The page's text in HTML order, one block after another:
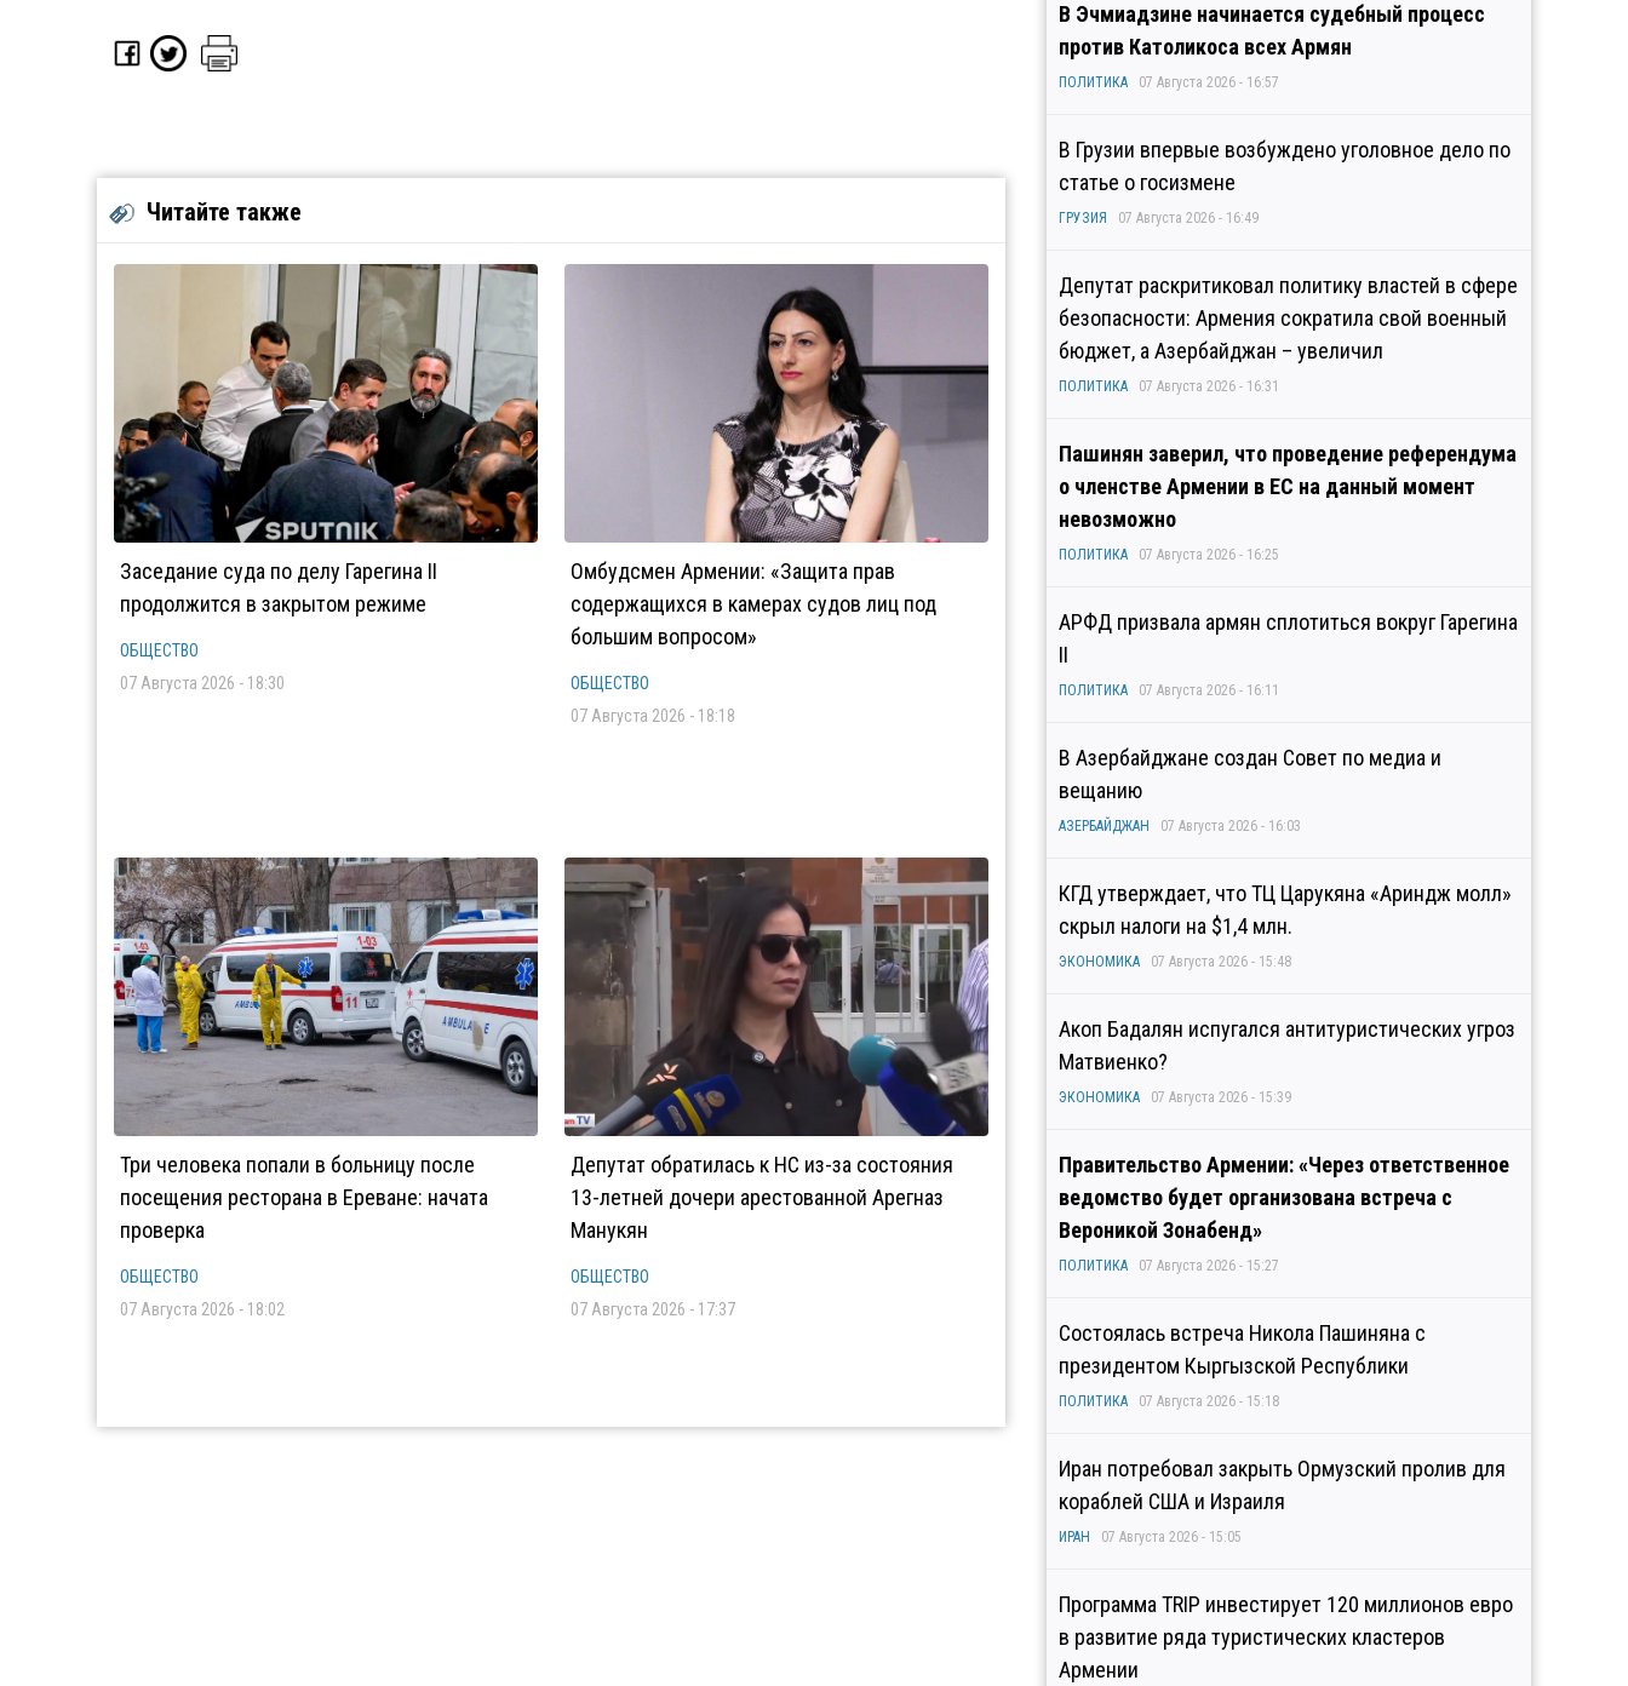
Читайте также
Заседание суда по делу Гарегина II
продолжится в закрытом режиме
ОБЩЕСТВО
07 Августа 2026 - 18:30
Омбудсмен Армении: «Защита прав
содержащихся в камерах судов лиц под
большим вопросом»
ОБЩЕСТВО
07 Августа 2026 - 18:18
Три человека попали в больницу после
посещения ресторана в Ереване: начата
проверка
ОБЩЕСТВО
07 Августа 2026 - 18:02
Депутат обратилась к НС из-за состояния
13-летней дочери арестованной Арегназ
Манукян
ОБЩЕСТВО
07 Августа 2026 - 17:37
В Эчмиадзине начинается судебный процесс
против Католикоса всех Армян
ПОЛИТИКА 07 Августа 2026 - 16:57
В Грузии впервые возбуждено уголовное дело по
статье о госизмене
ГРУЗИЯ 07 Августа 2026 - 16:49
Депутат раскритиковал политику властей в сфере
безопасности: Армения сократила свой военный
бюджет, а Азербайджан – увеличил
ПОЛИТИКА 07 Августа 2026 - 16:31
Пашинян заверил, что проведение референдума
о членстве Армении в ЕС на данный момент
невозможно
ПОЛИТИКА 07 Августа 2026 - 16:25
АРФД призвала армян сплотиться вокруг Гарегина
II
ПОЛИТИКА 07 Августа 2026 - 16:11
В Азербайджане создан Совет по медиа и
вещанию
АЗЕРБАЙДЖАН 07 Августа 2026 - 16:03
КГД утверждает, что ТЦ Царукяна «Ариндж молл»
скрыл налоги на $1,4 млн.
ЭКОНОМИКА 07 Августа 2026 - 15:48
Акоп Бадалян испугался антитуристических угроз
Матвиенко?
ЭКОНОМИКА 07 Августа 2026 - 15:39
Правительство Армении: «Через ответственное
ведомство будет организована встреча с
Вероникой Зонабенд»
ПОЛИТИКА 07 Августа 2026 - 15:27
Состоялась встреча Никола Пашиняна с
президентом Кыргызской Республики
ПОЛИТИКА 07 Августа 2026 - 15:18
Иран потребовал закрыть Ормузский пролив для
кораблей США и Израиля
ИРАН 07 Августа 2026 - 15:05
Программа TRIP инвестирует 120 миллионов евро
в развитие ряда туристических кластеров
Армении